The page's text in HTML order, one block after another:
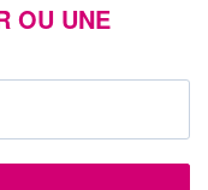
OU UNE